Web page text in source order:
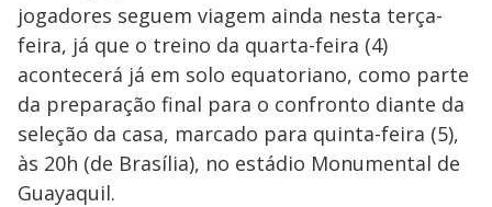
jogadores seguem viagem ainda nesta terça-
feira, já que o treino da quarta-feira (4)
acontecerá já em solo equatoriano, como parte
da preparação final para o confronto diante da
seleção da casa, marcado para quinta-feira (5),
às 20h (de Brasília), no estádio Monumental de
Guayaquil.